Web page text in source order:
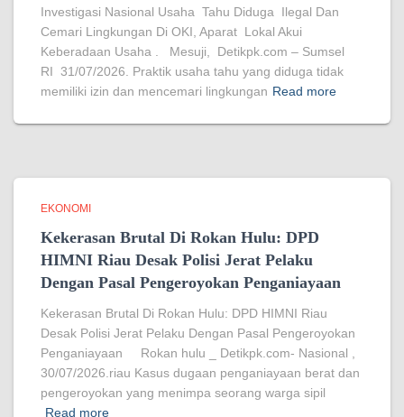
Investigasi Nasional Usaha Tahu Diduga Ilegal Dan
Cemari Lingkungan Di OKI, Aparat Lokal Akui
Keberadaan Usaha . Mesuji, Detikpk.com – Sumsel
RI 31/07/2026. Praktik usaha tahu yang diduga tidak
memiliki izin dan mencemari lingkungan Read more
EKONOMI
Kekerasan Brutal Di Rokan Hulu: DPD
HIMNI Riau Desak Polisi Jerat Pelaku
Dengan Pasal Pengeroyokan Penganiayaan
Kekerasan Brutal Di Rokan Hulu: DPD HIMNI Riau
Desak Polisi Jerat Pelaku Dengan Pasal Pengeroyokan
Penganiayaan Rokan hulu _ Detikpk.com- Nasional ,
30/07/2026.riau Kasus dugaan penganiayaan berat dan
pengeroyokan yang menimpa seorang warga sipil
Read more